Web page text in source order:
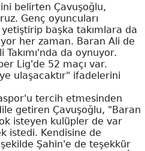
belirten Çavuşoğlu,
Genç oyuncuları
başka takımlara da
her zaman. Baran Ali de
da oynuyor.
Lig'de 52 maçı var.
ulaşacaktır" ifadelerini
tercih etmesinden
getiren Çavuşoğlu, "Baran
isteyen kulüpler de var
istedi. Kendisine de
Şahin'e de teşekkür